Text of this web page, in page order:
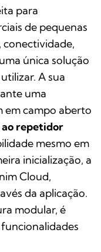
para
de pequenas
conectividade,
única solução
A sua
uma
em campo aberto
ao repetidor
mesmo em
inicialização, a
Cloud,
da aplicação.
modular, é